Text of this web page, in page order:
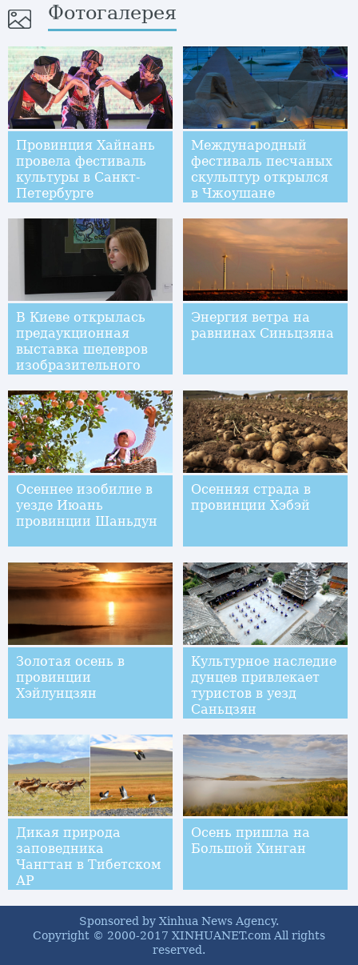
Фотогалерея
Провинция Хайнань
провела фестиваль
культуры в Санкт-
Петербурге
Международный
фестиваль песчаных
скульптур открылся
в Чжоушане
В Киеве открылась
предаукционная
выставка шедевров
изобразительного
Энергия ветра на
равнинах Синьцзяна
Осеннее изобилие в
уезде Июань
провинции Шаньдун
Осенняя страда в
провинции Хэбэй
Золотая осень в
провинции
Хэйлунцзян
Культурное наследие
дунцев привлекает
туристов в уезд
Саньцзян
Дикая природа
заповедника
Чангтан в Тибетском
АР
Осень пришла на
Большой Хинган
Sponsored by Xinhua News Agency.
Copyright © 2000-2017 XINHUANET.com All rights
reserved.